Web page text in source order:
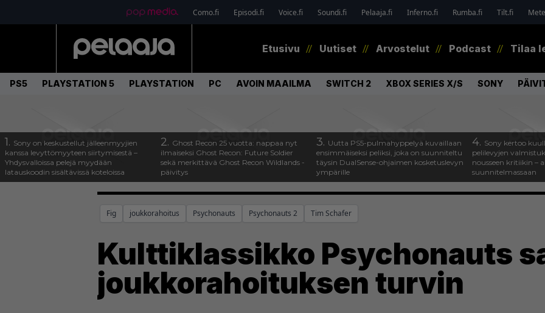
Como.fi Episodi.fi Voice.fi Soundi.fi Pelaaja.fi Inferno.fi Rumba.fi Tilt.fi
Etusivu Uutiset Arvostelut Podcast Tilaa
PS5 PLAYSTATION 5 PLAYSTATION PC AVOIN MAAILMA SWITCH 2 XBOX SERIES X/S SONY
1. Sony on keskustellut jälleenmyyjien
kanssa levyttömyyteen siirtymisestä –
Yhdysvalloissa pelejä myydään
latauskoodin sisältävissä koteloissa
2. Ghost Recon 25 vuotta: nappaa nyt
ilmaiseksi Ghost Recon: Future Soldier
sekä merkittävä Ghost Recon Wildlands -
päivitys
3. Uutta PS5-pulmahyppelyä kuvaillaan
ensimmäiseksi peliksi, joka on suunniteltu
täysin DualSense-ohjaimen kosketuslevyn
ympärille
4. Sony kertoo
pelilevyjen
nousseen kritiikin –
suunnitelmassaan
Fig joukkorahoitus Psychonauts Psychonauts 2 Tim Schafer
Kulttiklassikko Psychonauts
joukkorahoituksen turvin